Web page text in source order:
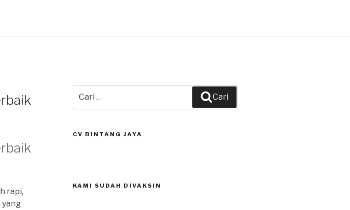
rapi,
yang
untuk:
Cari
CV BINTANG JAYA
KAMI SUDAH DIVAKSIN